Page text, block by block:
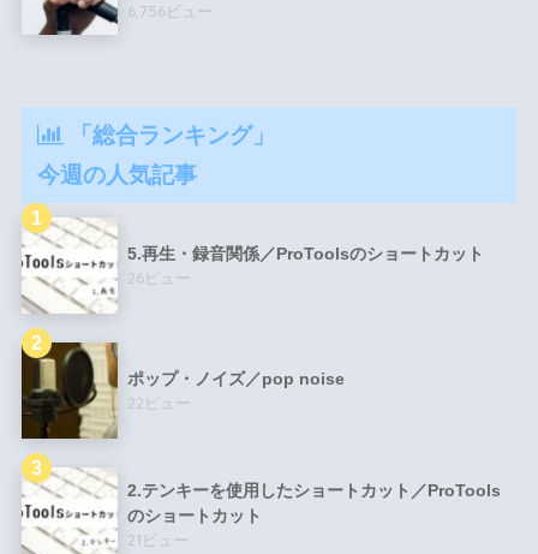
6,756ビュー
「総合ランキング」
今週の人気記事
5.再生・録音関係／ProToolsのショートカット
26ビュー
ポップ・ノイズ／pop noise
22ビュー
2.テンキーを使用したショートカット／ProTools
のショートカット
21ビュー